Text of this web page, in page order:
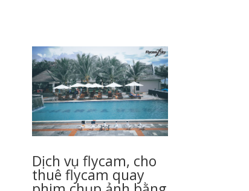
Dịch vụ flycam, cho
thuê flycam quay